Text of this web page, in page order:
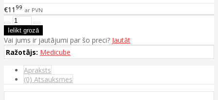
€11 99 ar PVN
Vai jums ir jautājumi par šo preci? Jautāt
Ražotājs: Medicube
Apraksts
(0) Atsauksmes